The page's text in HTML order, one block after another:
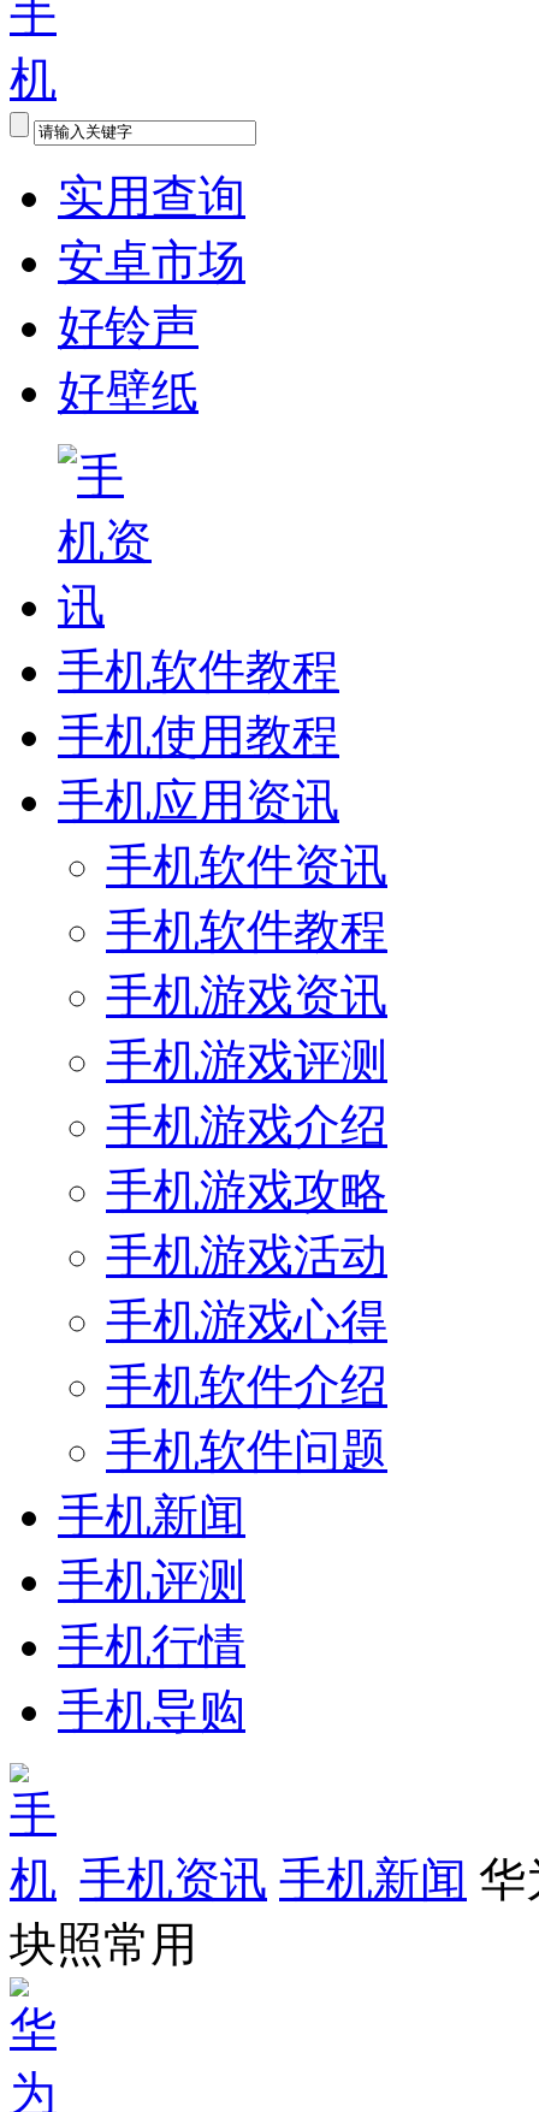
实用查询
安卓市场
好铃声
好壁纸
手机软件教程
手机使用教程
手机应用资讯
手机软件资讯
手机软件教程
手机游戏资讯
手机游戏评测
手机游戏介绍
手机游戏攻略
手机游戏活动
手机游戏心得
手机软件介绍
手机软件问题
手机新闻
手机评测
手机行情
手机导购
手机资讯 手机新闻 华
块照常用